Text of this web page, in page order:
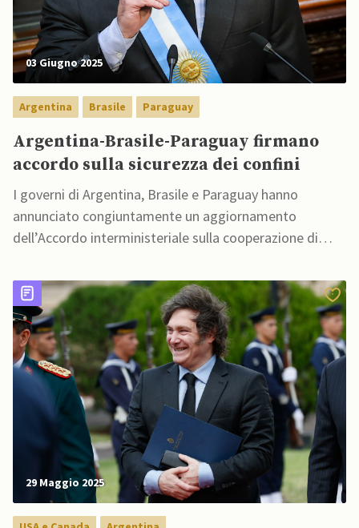
03 Giugno 2025
Argentina Brasile Paraguay
Argentina-Brasile-Paraguay firmano
accordo sulla sicurezza dei confini
I governi di Argentina, Brasile e Paraguay hanno
annunciato congiuntamente un aggiornamento
dell’Accordo interministeriale sulla cooperazione di
29 Maggio 2025